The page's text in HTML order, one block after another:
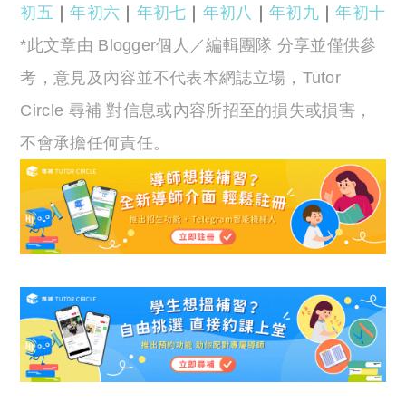
初五 ｜年初六 ｜ 年初七 ｜ 年初八 ｜ 年初九｜年初十
*此文章由 Blogger個人／編輯團隊 分享並僅供參
考，意見及內容並不代表本網誌立場，Tutor
Circle 尋補 對信息或內容所招至的損失或損害，
不會承擔任何責任。